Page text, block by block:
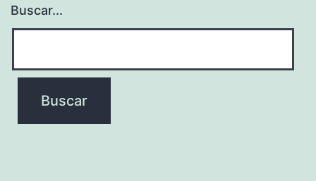
Buscar...